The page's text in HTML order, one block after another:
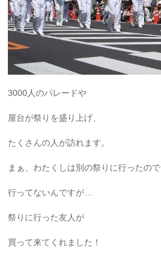
3000人のパレードや
屋台が祭りを盛り上げ、
たくさんの人が訪れます。
まぁ、わたくしは別の祭りに行ったので
行ってないんですが…
祭りに行った友人が
買って来てくれました！